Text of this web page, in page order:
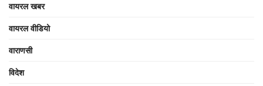
वायरल खबर
वायरल वीडियो
वाराणसी
विदेश